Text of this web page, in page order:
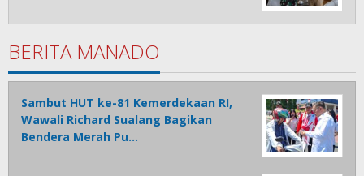
BERITA MANADO
Sambut HUT ke-81 Kemerdekaan RI,
Wawali Richard Sualang Bagikan
Bendera Merah Pu…